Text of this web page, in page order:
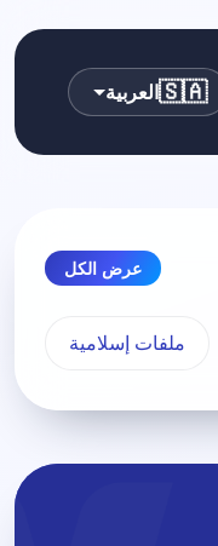
🇸🇦العربية
عرض الكل
ملفات إسلامية